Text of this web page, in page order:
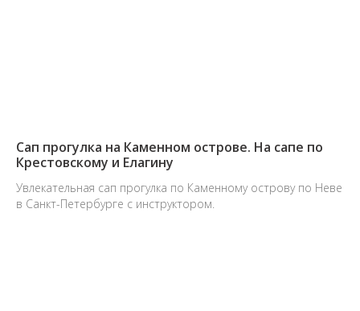
Сап прогулка на Каменном острове. На сапе по
Крестовскому и Елагину
Увлекательная сап прогулка по Каменному острову по Неве
в Санкт-Петербурге с инструктором.